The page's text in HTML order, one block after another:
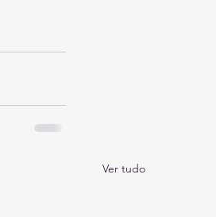
Ver tudo